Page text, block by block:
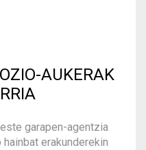
AUKERAK
garapen-agentzia
erakunderekin